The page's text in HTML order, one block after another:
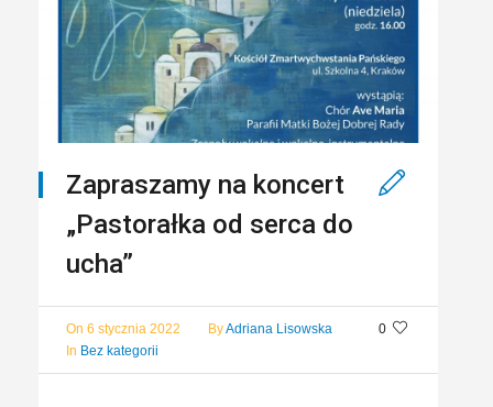
Zapraszamy na koncert
„Pastorałka od serca do
ucha”
0
On 6 stycznia 2022 ByAdriana Lisowska
In Bez kategorii